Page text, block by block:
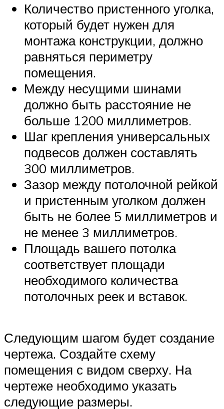
Количество пристенного уголка,
который будет нужен для
монтажа конструкции, должно
равняться периметру
помещения.
Между несущими шинами
должно быть расстояние не
больше 1200 миллиметров.
Шаг крепления универсальных
подвесов должен составлять
300 миллиметров.
Зазор между потолочной рейкой
и пристенным уголком должен
быть не более 5 миллиметров и
не менее 3 миллиметров.
Площадь вашего потолка
соответствует площади
необходимого количества
потолочных реек и вставок.
Следующим шагом будет создание
чертежа. Создайте схему
помещения с видом сверху. На
чертеже необходимо указать
следующие размеры.